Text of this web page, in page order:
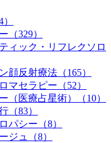
（329）
ィック・リフレクソロ
顔反射療法（165）
マセラピー（52）
（医療占星術）（10）
（83）
パシー（8）
ジュ（8）